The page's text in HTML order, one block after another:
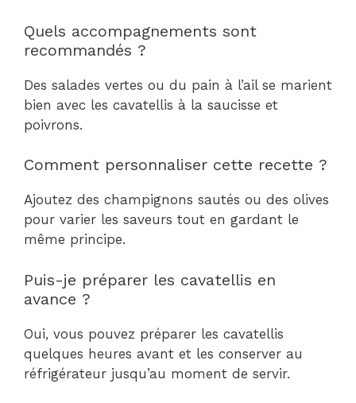
Quels accompagnements sont
recommandés ?
Des salades vertes ou du pain à l’ail se marient
bien avec les cavatellis à la saucisse et
poivrons.
Comment personnaliser cette recette ?
Ajoutez des champignons sautés ou des olives
pour varier les saveurs tout en gardant le
même principe.
Puis-je préparer les cavatellis en
avance ?
Oui, vous pouvez préparer les cavatellis
quelques heures avant et les conserver au
réfrigérateur jusqu’au moment de servir.